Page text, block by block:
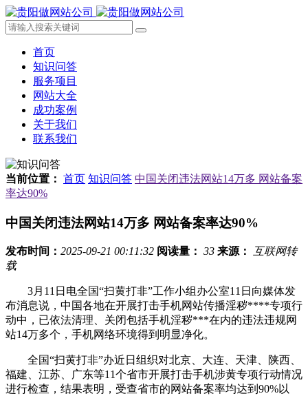
首页
知识问答
服务项目
网站大全
成功案例
关于我们
联系我们
当前位置： 首页 知识问答 中国关闭违法网站14万多 网站备案
率达90%
中国关闭违法网站14万多 网站备案率达90%
发布时间： 2025-09-21 00:11:32 阅读量： 33 来源： 互联网转
载
3月11日电全国“扫黄打非”工作小组办公室11日向媒体发
布消息说，中国各地在开展打击手机网站传播淫秽****专项行
动中，已依法清理、关闭包括手机淫秽***在内的违法违规网
站14万多个，手机网络环境得到明显净化。
全国“扫黄打非”办近日组织对北京、大连、天津、陕西、
福建、江苏、广东等11个省市开展打击手机涉黄专项行动情况
进行检查，结果表明，受查省市的网站备案率均达到90%以